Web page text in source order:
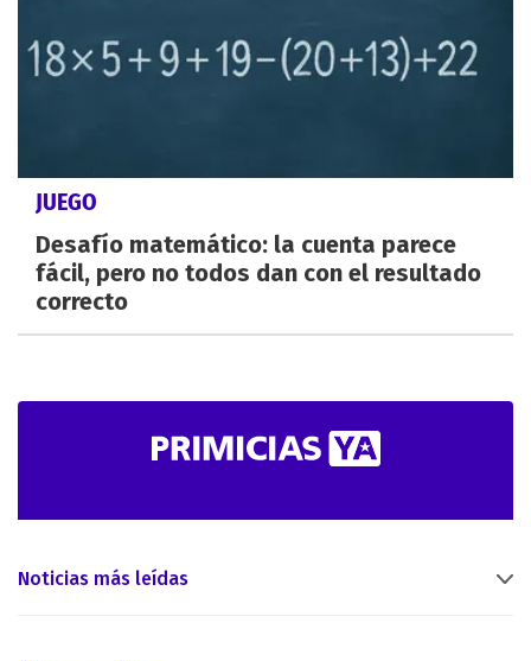
JUEGO
Desafío matemático: la cuenta parece
fácil, pero no todos dan con el resultado
correcto
Noticias más leídas